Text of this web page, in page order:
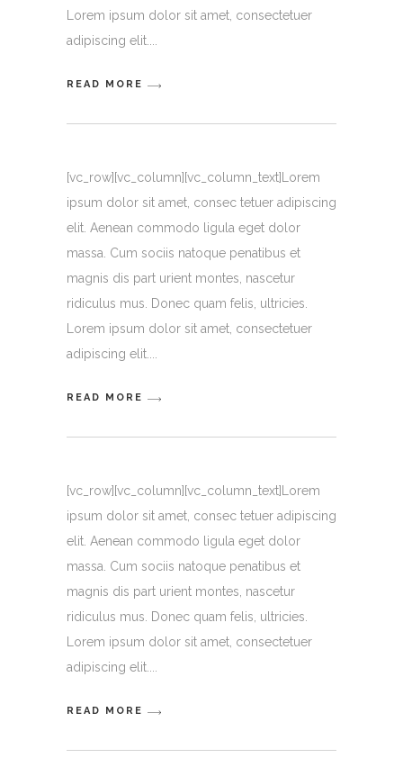
Lorem ipsum dolor sit amet, consectetuer
adipiscing elit.
READ MORE
[vc_row][vc_column][vc_column_text]Lorem
ipsum dolor sit amet, consec tetuer adipiscing
elit. Aenean commodo ligula eget dolor
massa. Cum sociis natoque penatibus et
magnis dis part urient montes, nascetur
ridiculus mus. Donec quam felis, ultricies.
Lorem ipsum dolor sit amet, consectetuer
adipiscing elit.
READ MORE
[vc_row][vc_column][vc_column_text]Lorem
ipsum dolor sit amet, consec tetuer adipiscing
elit. Aenean commodo ligula eget dolor
massa. Cum sociis natoque penatibus et
magnis dis part urient montes, nascetur
ridiculus mus. Donec quam felis, ultricies.
Lorem ipsum dolor sit amet, consectetuer
adipiscing elit.
READ MORE